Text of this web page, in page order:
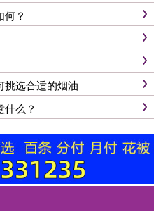
何？
挑选合适的烟油
什么？